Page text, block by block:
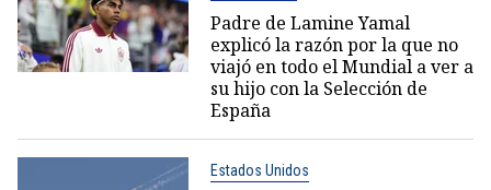
Padre de Lamine Yamal
explicó la razón por la que no
viajó en todo el Mundial a ver a
su hijo con la Selección de
España
Estados Unidos